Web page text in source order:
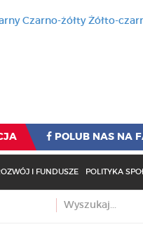
Czarno-żółty Żółto-
POLUB NAS NA
I FUNDUSZE POLITYKA